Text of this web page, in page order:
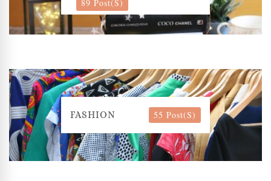
89 Post(s)
FASHION 55 Post(s)